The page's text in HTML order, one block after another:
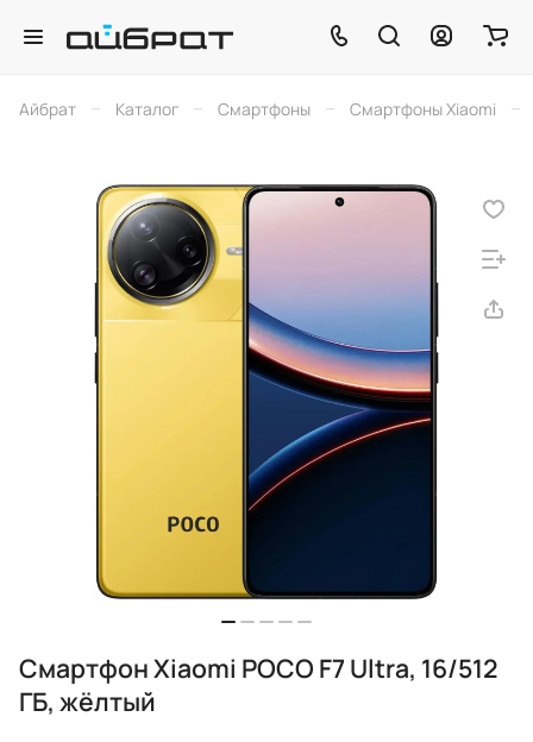
Айбрат – Каталог – Смартфоны – Смартфоны Xiaomi –
Смартфон Xiaomi POCO F7 Ultra, 16/512
ГБ, жёлтый